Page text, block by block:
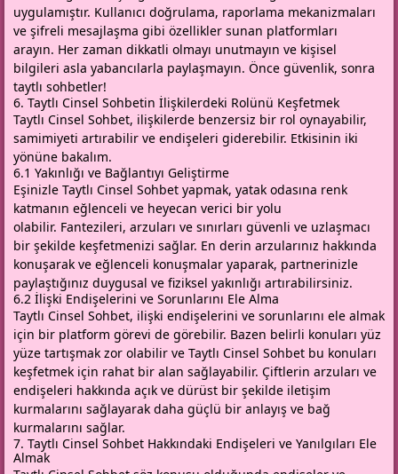
uygulamıştır. Kullanıcı doğrulama, raporlama mekanizmaları
ve şifreli mesajlaşma gibi özellikler sunan platformları
arayın. Her zaman dikkatli olmayı unutmayın ve kişisel
bilgileri asla yabancılarla paylaşmayın. Önce güvenlik, sonra
taytlı sohbetler!
6. Taytlı Cinsel Sohbetin İlişkilerdeki Rolünü Keşfetmek
Taytlı Cinsel Sohbet, ilişkilerde benzersiz bir rol oynayabilir,
samimiyeti artırabilir ve endişeleri giderebilir. Etkisinin iki
yönüne bakalım.
6.1 Yakınlığı ve Bağlantıyı Geliştirme
Eşinizle Taytlı Cinsel Sohbet yapmak, yatak odasına renk
katmanın eğlenceli ve heyecan verici bir yolu
olabilir. Fantezileri, arzuları ve sınırları güvenli ve uzlaşmacı
bir şekilde keşfetmenizi sağlar. En derin arzularınız hakkında
konuşarak ve eğlenceli konuşmalar yaparak, partnerinizle
paylaştığınız duygusal ve fiziksel yakınlığı artırabilirsiniz.
6.2 İlişki Endişelerini ve Sorunlarını Ele Alma
Taytlı Cinsel Sohbet, ilişki endişelerini ve sorunlarını ele almak
için bir platform görevi de görebilir. Bazen belirli konuları yüz
yüze tartışmak zor olabilir ve Taytlı Cinsel Sohbet bu konuları
keşfetmek için rahat bir alan sağlayabilir. Çiftlerin arzuları ve
endişeleri hakkında açık ve dürüst bir şekilde iletişim
kurmalarını sağlayarak daha güçlü bir anlayış ve bağ
kurmalarını sağlar.
7. Taytlı Cinsel Sohbet Hakkındaki Endişeleri ve Yanılgıları Ele
Almak